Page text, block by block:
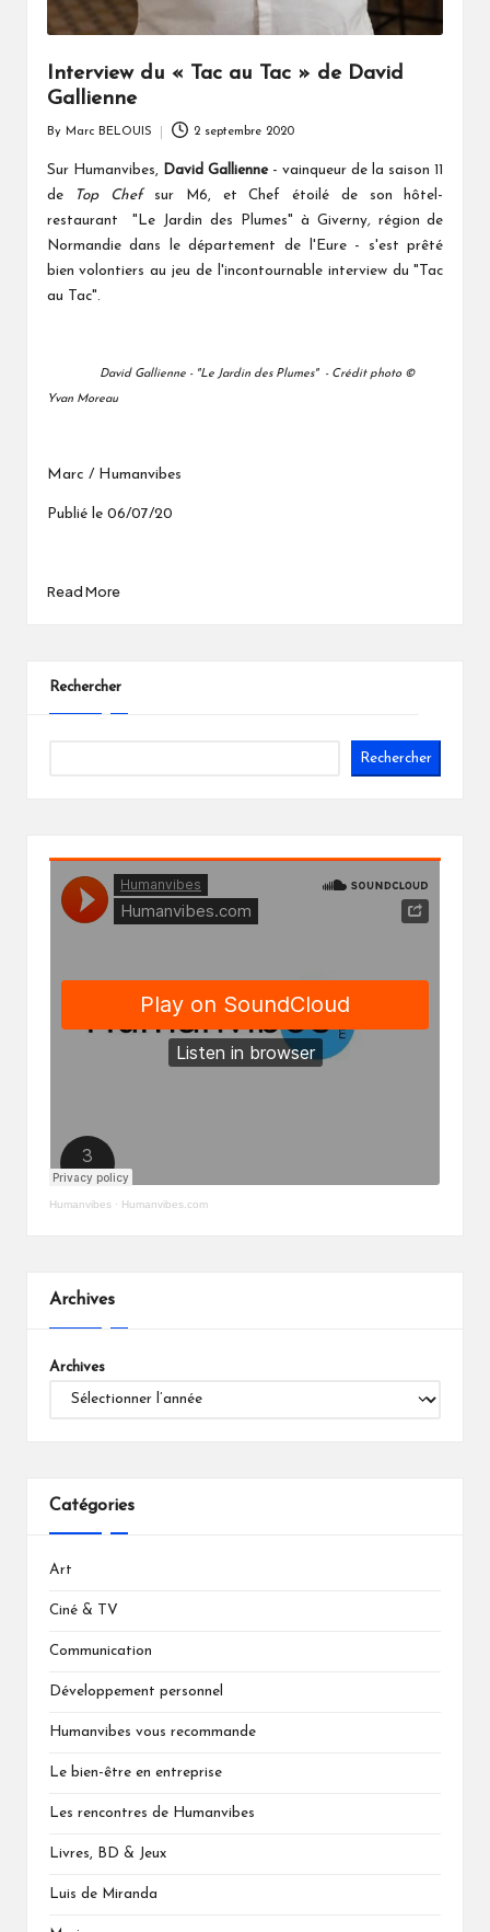
Interview du « Tac au Tac » de David
Gallienne
by
By Marc BELOUIS 2 septembre 2020
Sur Humanvibes, David Gallienne- vainqueur de la saison 11
de
Top Chef sur M6, et Chef étoilé de son hôtel-
restaurant "Le Jardin des Plumes" à Giverny, région de
Normandie dans le département de l'Eure - s'est prêté
bien volontiers au jeu de l'incontournable interview du "Tac
au Tac".
David Gallienne - "Le Jardin des Plumes" - Crédit photo ©
Yvan Moreau
Marc / Humanvibes
Publié le 06/07/20
Read More
Rechercher
Rechercher
Humanvibes · Humanvibes.com
Archives
Archives
Catégories
Art
Ciné & TV
Communication
Développement personnel
Humanvibes vous recommande
Le bien-être en entreprise
Les rencontres de Humanvibes
Livres, BD & Jeux
Luis de Miranda